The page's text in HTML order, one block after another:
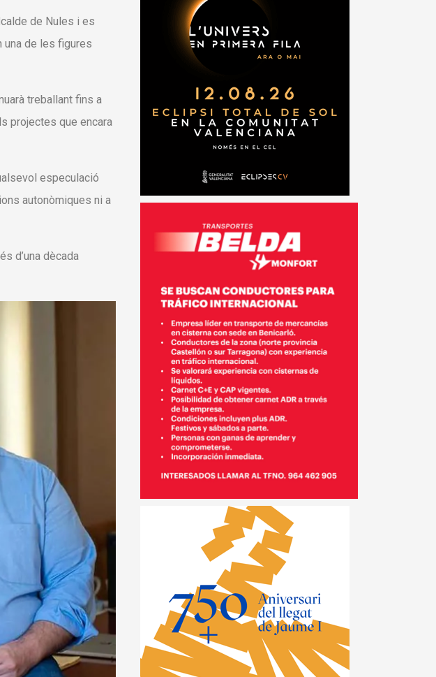
de Nules i es
una de les figures
treballant fins a
projectes que encara
especulació
autonòmiques ni a
d’una dècada